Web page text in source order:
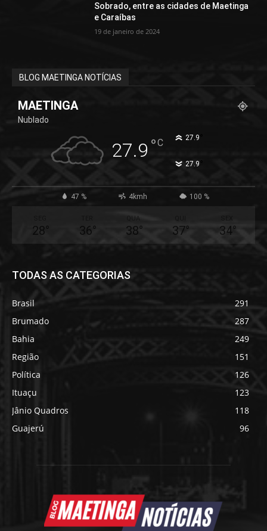
Sobrado, entre as cidades de Maetinga
e Caraíbas
19 de janeiro de 2024
BLOG MAETINGA NOTÍCIAS
MAETINGA
Nublado
27.9 °C 27.9
27.9
47 % 4kmh 100 %
28° 36°
QUA
38° 37° 34°
TODAS AS CATEGORIAS
Brasil
291
Brumado
287
Bahia
249
Região
151
Política
126
Ituaçu
123
Jânio Quadros
118
Guajerú
96